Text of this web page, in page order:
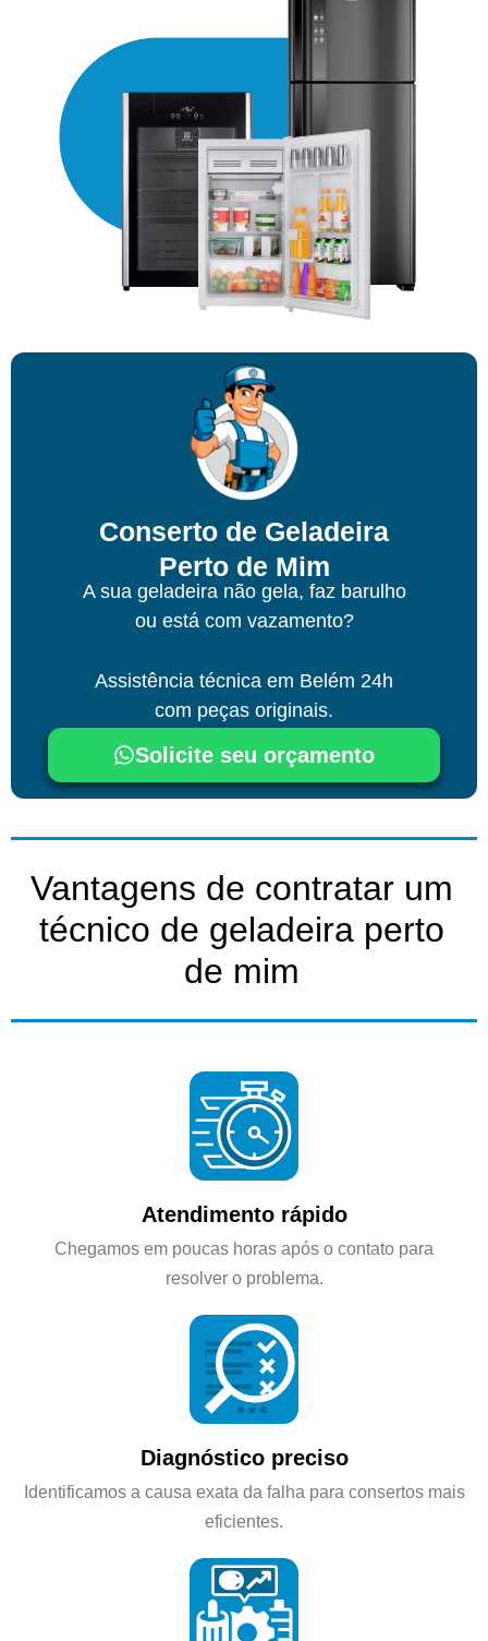
Conserto de Geladeira
Perto de Mim
A sua geladeira não gela, faz barulho
ou está com vazamento?
Assistência técnica em Belém 24h
com peças originais.
Solicite seu orçamento
Vantagens de contratar um
técnico de geladeira perto
de mim
Atendimento rápido
Chegamos em poucas horas após o contato para
resolver o problema.
Diagnóstico preciso
Identificamos a causa exata da falha para consertos mais
eficientes.